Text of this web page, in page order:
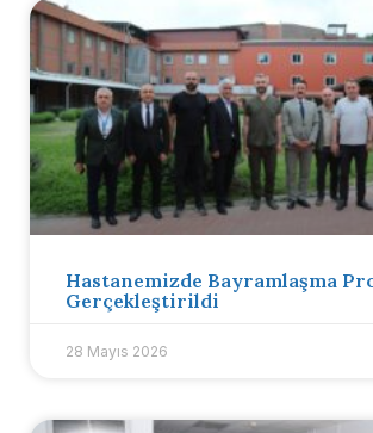
Hastanemizde Bayramlaşma
Gerçekleştirildi
28 Mayıs 2026